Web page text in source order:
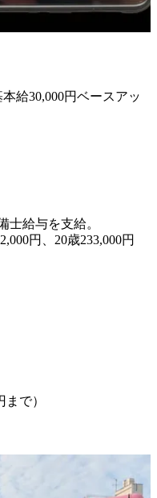
給30,000円ベースアッ
給与を支給。
円、20歳233,000円
で）